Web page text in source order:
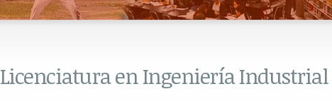
en Ingeniería Industrial